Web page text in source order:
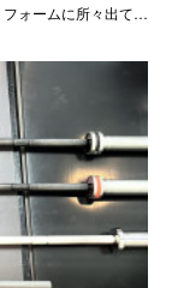
フォームに所々出て…